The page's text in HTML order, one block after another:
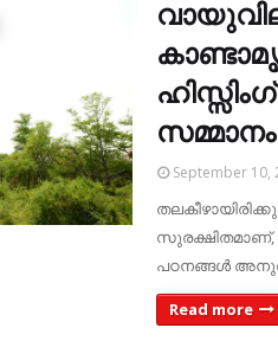
September 10,
പഠനങ്ങൾ
Read more